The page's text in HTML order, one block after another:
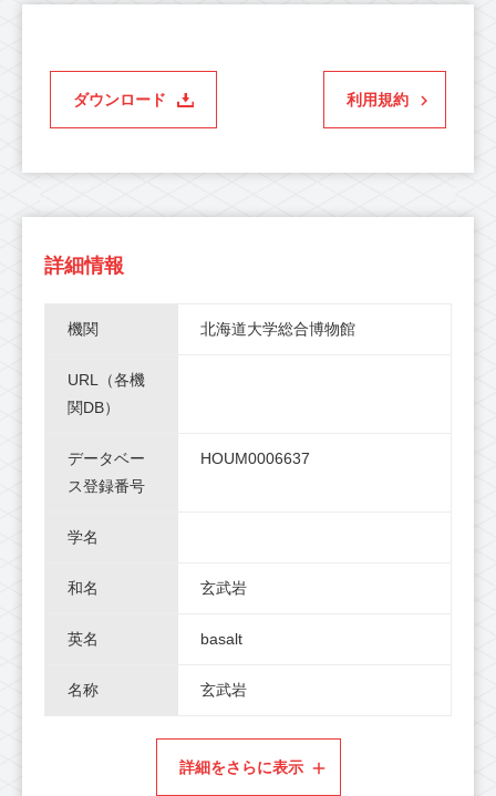
ダウンロード 利用規約
詳細情報
機関 北海道大学総合博物館
URL（各機
関DB）
データベー
ス登録番号
HOUM0006637
学名
和名 玄武岩
英名 basalt
名称 玄武岩
詳細をさらに表示